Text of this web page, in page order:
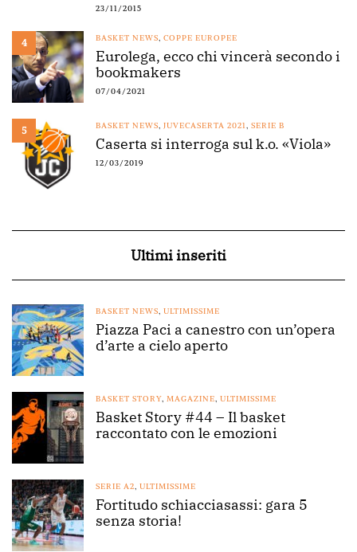
23/11/2015
4 BASKET NEWS, COPPE EUROPEE
Eurolega, ecco chi vincerà secondo i
bookmakers
07/04/2021
5 BASKET NEWS, JUVECASERTA 2021, SERIE B
Caserta si interroga sul k.o. «Viola»
12/03/2019
Ultimi inseriti
BASKET NEWS, ULTIMISSIME
Piazza Paci a canestro con un’opera
d’arte a cielo aperto
BASKET STORY, MAGAZINE, ULTIMISSIME
Basket Story #44 – Il basket
raccontato con le emozioni
SERIE A2, ULTIMISSIME
Fortitudo schiacciasassi: gara 5
senza storia!